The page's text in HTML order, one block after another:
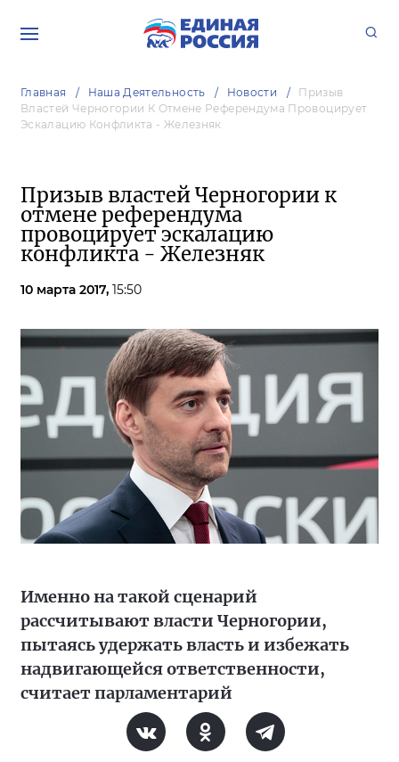
Главная Наша Деятельность Новости
Призыв
Властей Черногории К Отмене Референдума Провоцирует
Эскалацию Конфликта - Железняк
Призыв властей Черногории к
отмене референдума
провоцирует эскалацию
конфликта - Железняк
10 марта 2017, 15:50
Именно на такой сценарий
рассчитывают власти Черногории,
пытаясь удержать власть и избежать
надвигающейся ответственности,
считает парламентарий